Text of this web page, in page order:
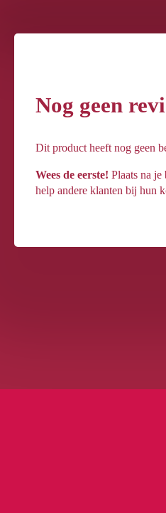
Nog geen
Dit product heeft nog geen
Wees de eerste! Plaats na
help andere klanten bij hun